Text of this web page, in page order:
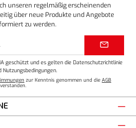
unseren regelmäßig erscheinenden
über neue Produkte und Angebote
zu werden.
geschützt und es gelten die Datenschutzrichtlinie
Nutzungsbedingungen.
zur Kenntnis genommen und dieAGB